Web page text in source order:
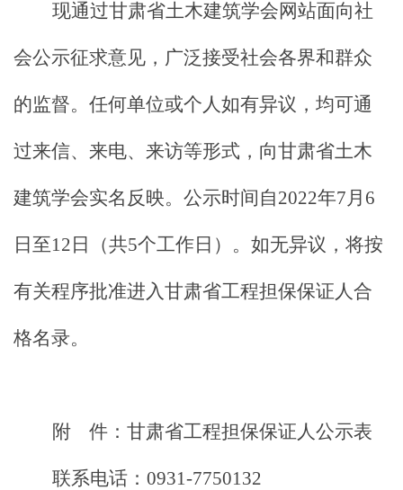
现通过甘肃省土木建筑学会网站面向社
会公示征求意见，广泛接受社会各界和群众
的监督。任何单位或个人如有异议，均可通
过来信、来电、来访等形式，向甘肃省土木
建筑学会实名反映。公示时间 自2022年7月6
日至12日（共5个工作日）。如无异议，将按
有关程序批准进入甘肃省工程担保保证人合
格名录。
附 件：甘肃省工程担保保证人公示表
联系电话： 0931-7750132